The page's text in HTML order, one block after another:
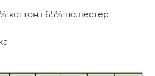
коттон і 65% поліестер